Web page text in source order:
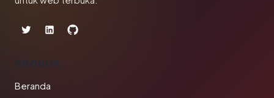
PRODUK
Beranda